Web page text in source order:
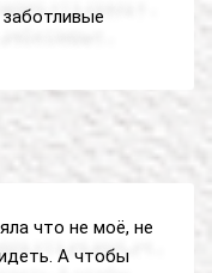
что не моё, не
А чтобы